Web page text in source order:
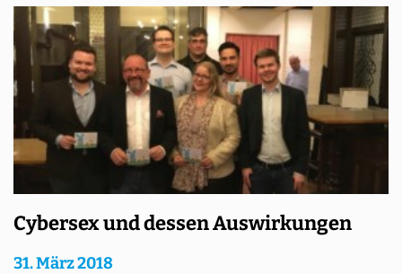
Cybersex und dessen Auswirkungen
31. März 2018